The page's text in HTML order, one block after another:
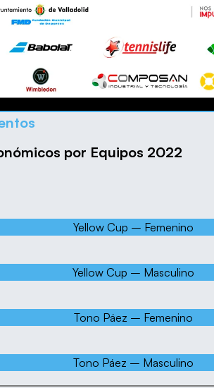
por Equipos 2022
Yellow Cup – Femenino
Yellow Cup – Masculino
Tono Páez – Femenino
Tono Páez – Masculino